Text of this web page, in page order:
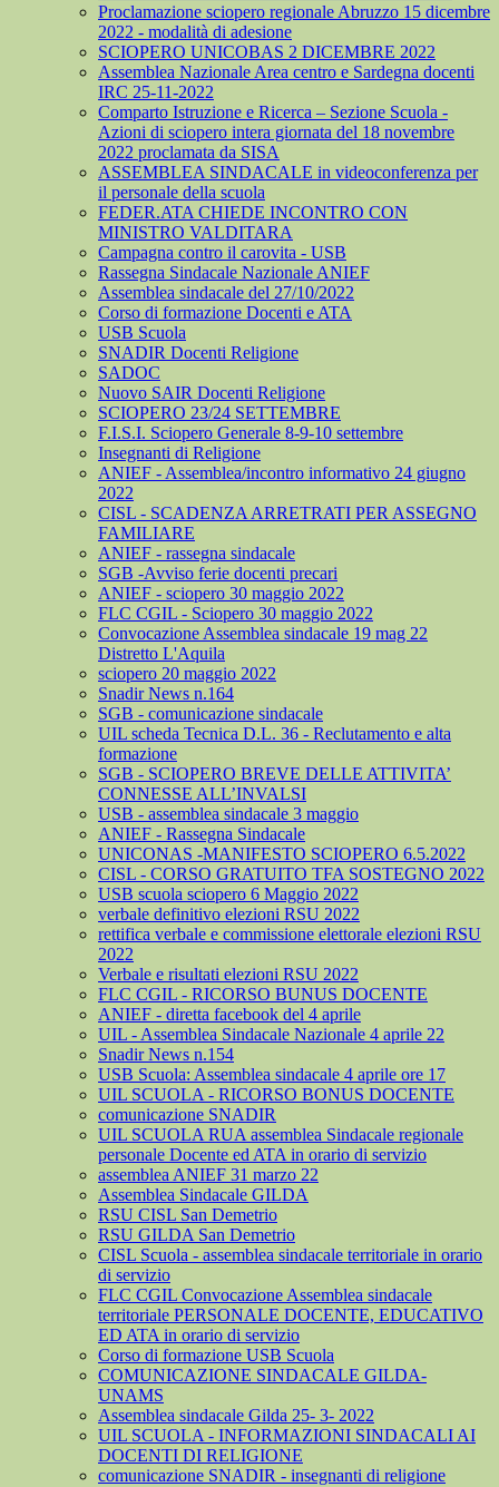
Proclamazione sciopero regionale Abruzzo 15 dicembre
2022 - modalità di adesione
SCIOPERO UNICOBAS 2 DICEMBRE 2022
Assemblea Nazionale Area centro e Sardegna docenti
IRC 25-11-2022
Comparto Istruzione e Ricerca – Sezione Scuola -
Azioni di sciopero intera giornata del 18 novembre
2022 proclamata da SISA
ASSEMBLEA SINDACALE in videoconferenza per
il personale della scuola
FEDER.ATA CHIEDE INCONTRO CON
MINISTRO VALDITARA
Campagna contro il carovita - USB
Rassegna Sindacale Nazionale ANIEF
Assemblea sindacale del 27/10/2022
Corso di formazione Docenti e ATA
USB Scuola
SNADIR Docenti Religione
SADOC
Nuovo SAIR Docenti Religione
SCIOPERO 23/24 SETTEMBRE
F.I.S.I. Sciopero Generale 8-9-10 settembre
Insegnanti di Religione
ANIEF - Assemblea/incontro informativo 24 giugno
2022
CISL - SCADENZA ARRETRATI PER ASSEGNO
FAMILIARE
ANIEF - rassegna sindacale
SGB -Avviso ferie docenti precari
ANIEF - sciopero 30 maggio 2022
FLC CGIL - Sciopero 30 maggio 2022
Convocazione Assemblea sindacale 19 mag 22
Distretto L'Aquila
sciopero 20 maggio 2022
Snadir News n.164
SGB - comunicazione sindacale
UIL scheda Tecnica D.L. 36 - Reclutamento e alta
formazione
SGB - SCIOPERO BREVE DELLE ATTIVITA’
CONNESSE ALL’INVALSI
USB - assemblea sindacale 3 maggio
ANIEF - Rassegna Sindacale
UNICONAS -MANIFESTO SCIOPERO 6.5.2022
CISL - CORSO GRATUITO TFA SOSTEGNO 2022
USB scuola sciopero 6 Maggio 2022
verbale definitivo elezioni RSU 2022
rettifica verbale e commissione elettorale elezioni RSU
2022
Verbale e risultati elezioni RSU 2022
FLC CGIL - RICORSO BUNUS DOCENTE
ANIEF - diretta facebook del 4 aprile
UIL - Assemblea Sindacale Nazionale 4 aprile 22
Snadir News n.154
USB Scuola: Assemblea sindacale 4 aprile ore 17
UIL SCUOLA - RICORSO BONUS DOCENTE
comunicazione SNADIR
UIL SCUOLA RUA assemblea Sindacale regionale
personale Docente ed ATA in orario di servizio
assemblea ANIEF 31 marzo 22
Assemblea Sindacale GILDA
RSU CISL San Demetrio
RSU GILDA San Demetrio
CISL Scuola - assemblea sindacale territoriale in orario
di servizio
FLC CGIL Convocazione Assemblea sindacale
territoriale PERSONALE DOCENTE, EDUCATIVO
ED ATA in orario di servizio
Corso di formazione USB Scuola
COMUNICAZIONE SINDACALE GILDA-
UNAMS
Assemblea sindacale Gilda 25- 3- 2022
UIL SCUOLA - INFORMAZIONI SINDACALI AI
DOCENTI DI RELIGIONE
comunicazione SNADIR - insegnanti di religione